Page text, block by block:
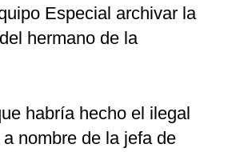
Especial archivar la
hermano de la
habría hecho el ilegal
nombre de la jefa de